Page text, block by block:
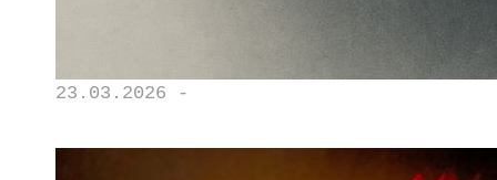
23.03.2026 -